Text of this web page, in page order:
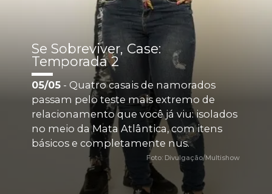
Se Sobreviver, Case:
Temporada 2
05/05 - Quatro casais de namorados
passam pelo teste mais extremo de
relacionamento que você já viu: isolados
no meio da Mata Atlântica, com itens
básicos e completamente nus.
Foto: Divulgação/Multishow